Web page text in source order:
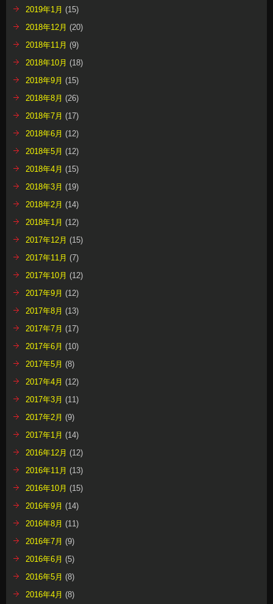
2019年1月 (15)
2018年12月 (20)
2018年11月 (9)
2018年10月 (18)
2018年9月 (15)
2018年8月 (26)
2018年7月 (17)
2018年6月 (12)
2018年5月 (12)
2018年4月 (15)
2018年3月 (19)
2018年2月 (14)
2018年1月 (12)
2017年12月 (15)
2017年11月 (7)
2017年10月 (12)
2017年9月 (12)
2017年8月 (13)
2017年7月 (17)
2017年6月 (10)
2017年5月 (8)
2017年4月 (12)
2017年3月 (11)
2017年2月 (9)
2017年1月 (14)
2016年12月 (12)
2016年11月 (13)
2016年10月 (15)
2016年9月 (14)
2016年8月 (11)
2016年7月 (9)
2016年6月 (5)
2016年5月 (8)
2016年4月 (8)